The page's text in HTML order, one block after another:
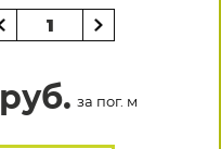
руб. за пог. м